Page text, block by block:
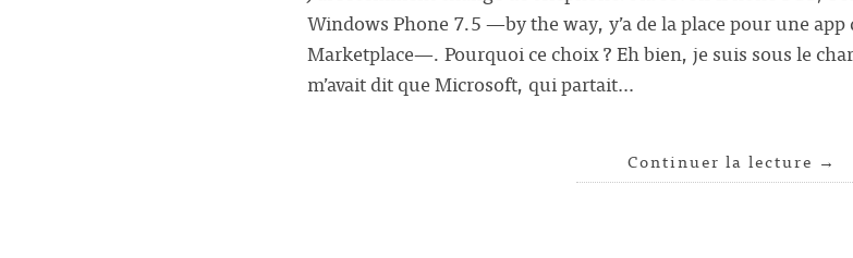
Windows Phone 7.5 —by the way, y’a de la place pour une app
Marketplace—. Pourquoi ce choix ? Eh bien, je suis sous le
m’avait dit que Microsoft, qui partait…
Continuer la lecture →